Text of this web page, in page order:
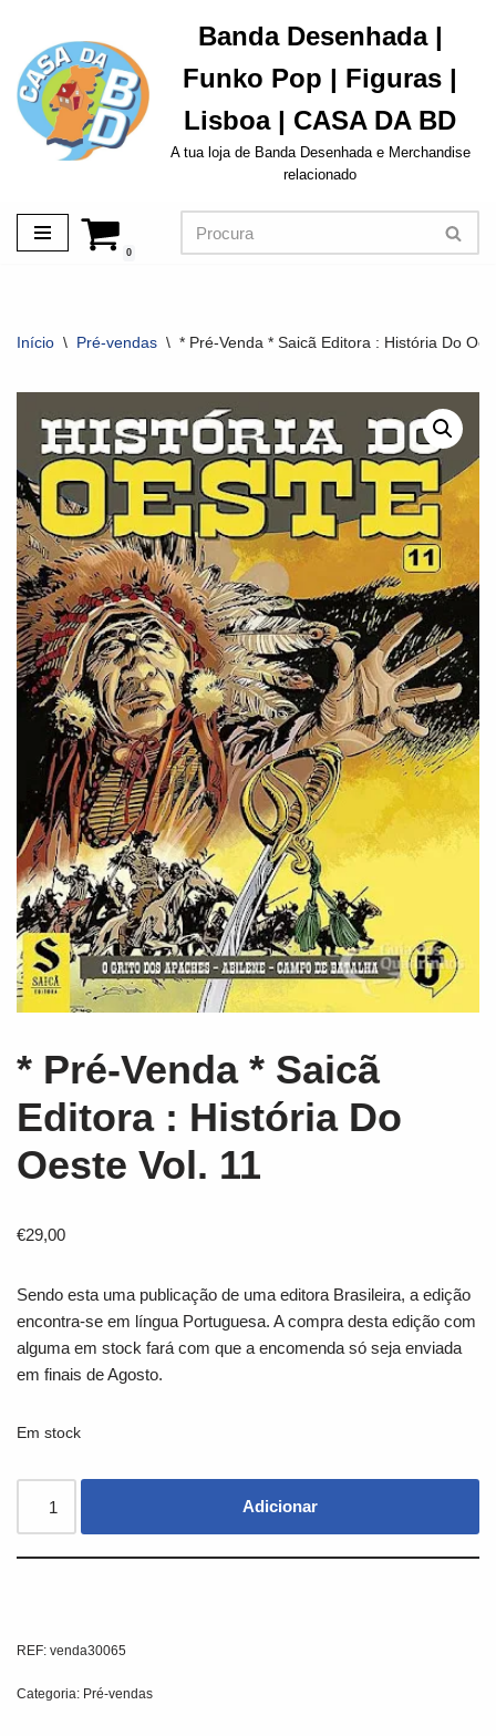
Avançar
para
o
conteúdo
Banda Desenhada |
Funko Pop | Figuras |
Lisboa | CASA DA BD
A tua loja de Banda Desenhada e Merchandise
relacionado
0
Início \ Pré-vendas \ * Pré-Venda * Saicã Editora : História Do
* Pré-Venda * Saicã
Editora : História Do
Oeste Vol. 11
€29,00
Sendo esta uma publicação de uma editora Brasileira, a edição
encontra-se em língua Portuguesa. A compra desta edição com
alguma em stock fará com que a encomenda só seja enviada
em finais de Agosto.
Em stock
Adicionar
REF: venda30065
Categoria: Pré-vendas